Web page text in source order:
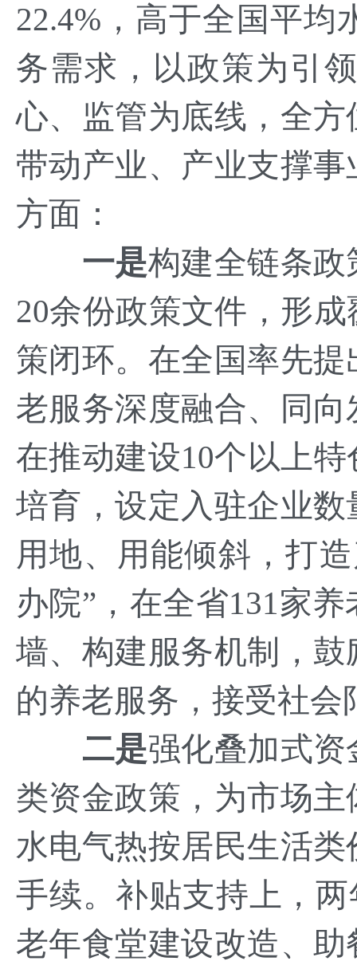
22.4%，高于全国平
务需求，以政策为引
心、监管为底线，全
带动产业、产业支撑
方面：
一是构建全链条
20余份政策文件，形
策闭环。在全国率先
老服务深度融合、同
在推动建设10个以上
培育，设定入驻企业
用地、用能倾斜，打
办院”，在全省131家
墙、构建服务机制，
的养老服务，接受社会
二是强化叠加式
类资金政策，为市场
水电气热按居民生活
手续。补贴支持上，
老年食堂建设改造、